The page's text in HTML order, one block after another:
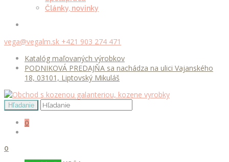
Články, novinky
vega@vegalm.sk +421 903 274 471
Katalóg maľovaných výrobkov
PODNIKOVÁ PREDAJŇA sa nachádza na ulici Vajanského
18, 03101, Liptovský Mikuláš
0
0